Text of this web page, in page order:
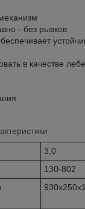
- без рывков
в качестве
3,0
130-802